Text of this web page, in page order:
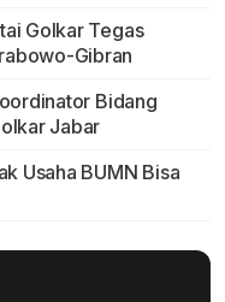
Golkar Tegas
Gibran
Bidang
Jabar
Usaha BUMN Bisa